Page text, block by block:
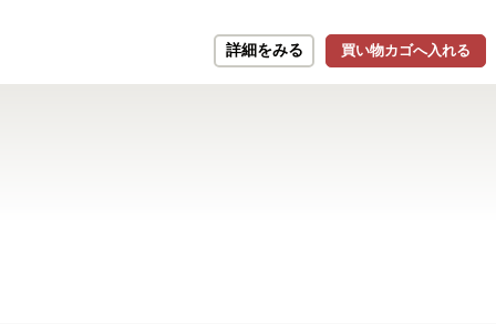
買い物カゴへ入れる
詳細をみる